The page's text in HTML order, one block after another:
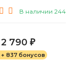
В наличии 244
2 790 ₽
+ 837 бонусов